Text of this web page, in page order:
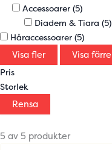
Accessoarer (5)
Diadem & Tiara (5)
Håraccessoarer (5)
Visa fler Visa färre
Pris
Storlek
Rensa
5 av 5 produkter